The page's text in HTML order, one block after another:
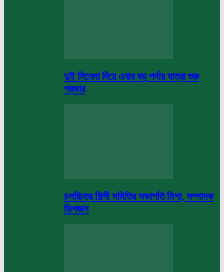
দুই সিনেমা দিয়ে এবার বড় পর্দায় যাত্রা শুরু
প্রভার
চলচ্চিত্র শিল্পী সমিতির সভাপতি মিশা, সম্পাদক
ডিপজল